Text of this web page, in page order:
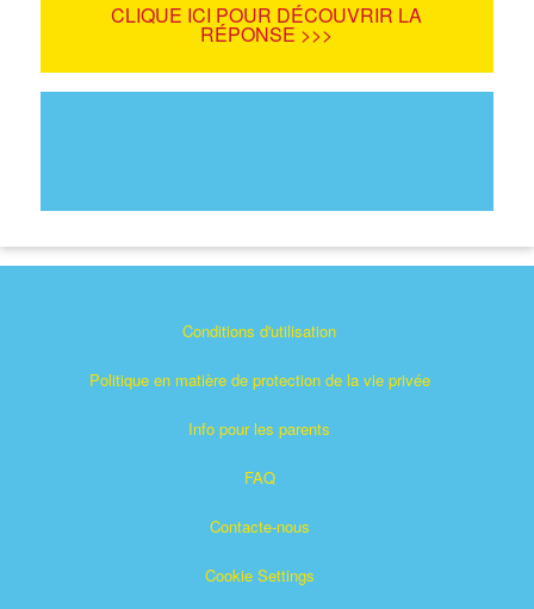
CLIQUE ICI POUR DÉCOUVRIR LA
RÉPONSE >>>
Conditions d'utilisation
Politique en matière de protection de la vie privée
Info pour les parents
FAQ
Contacte-nous
Cookie Settings